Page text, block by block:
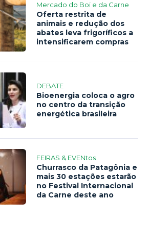
Mercado do Boi e da Carne
Oferta restrita de
animais e redução dos
abates leva frigoríficos a
intensificarem compras
DEBATE
Bioenergia coloca o agro
no centro da transição
energética brasileira
FEIRAS & EVENtos
Churrasco da Patagônia e
mais 30 estações estarão
no Festival Internacional
da Carne deste ano